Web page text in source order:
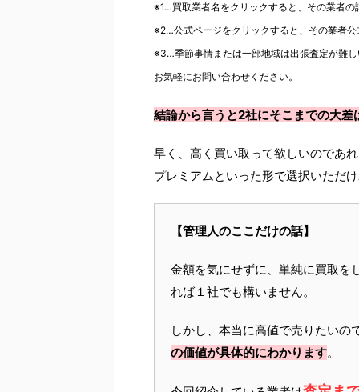
※1…買取業者名をクリックすると、その業者
※2…公式ページをクリックすると、その業者
※3…季節事情または一部地域は出張査定が難
お気軽にお問い合わせください。
結論から言うと2社にそこまでの大差
早く、高く買い取って欲しいのであ
プレミアムといった形で選択いただ
【管理人のここだけの話】
金額を気にせずに、単純に買取を
れば１社でも構いません。
しかし、本当に高値で売りたいの
の価値が具体的にわかります。